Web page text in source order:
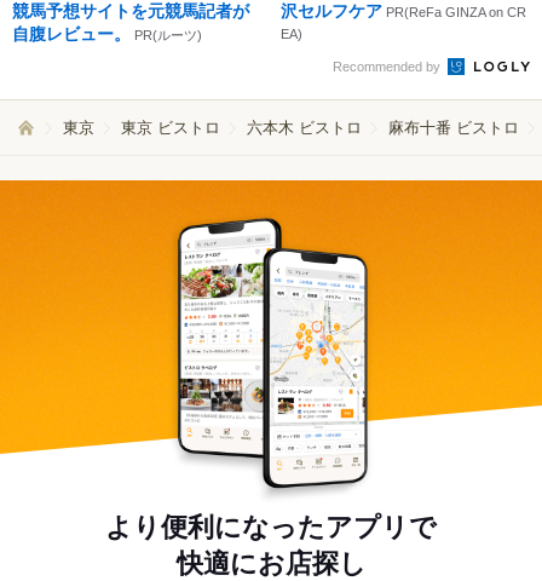
競馬予想サイトを元競馬記者が
自腹レビュー。
PR(ルーツ)
沢セルフケア PR(ReFa GINZA on CR
EA)
Recommended by
東京 東京 ビストロ 六本木 ビストロ 麻布十番 ビストロ
より便利になったアプリで
快適にお店探し